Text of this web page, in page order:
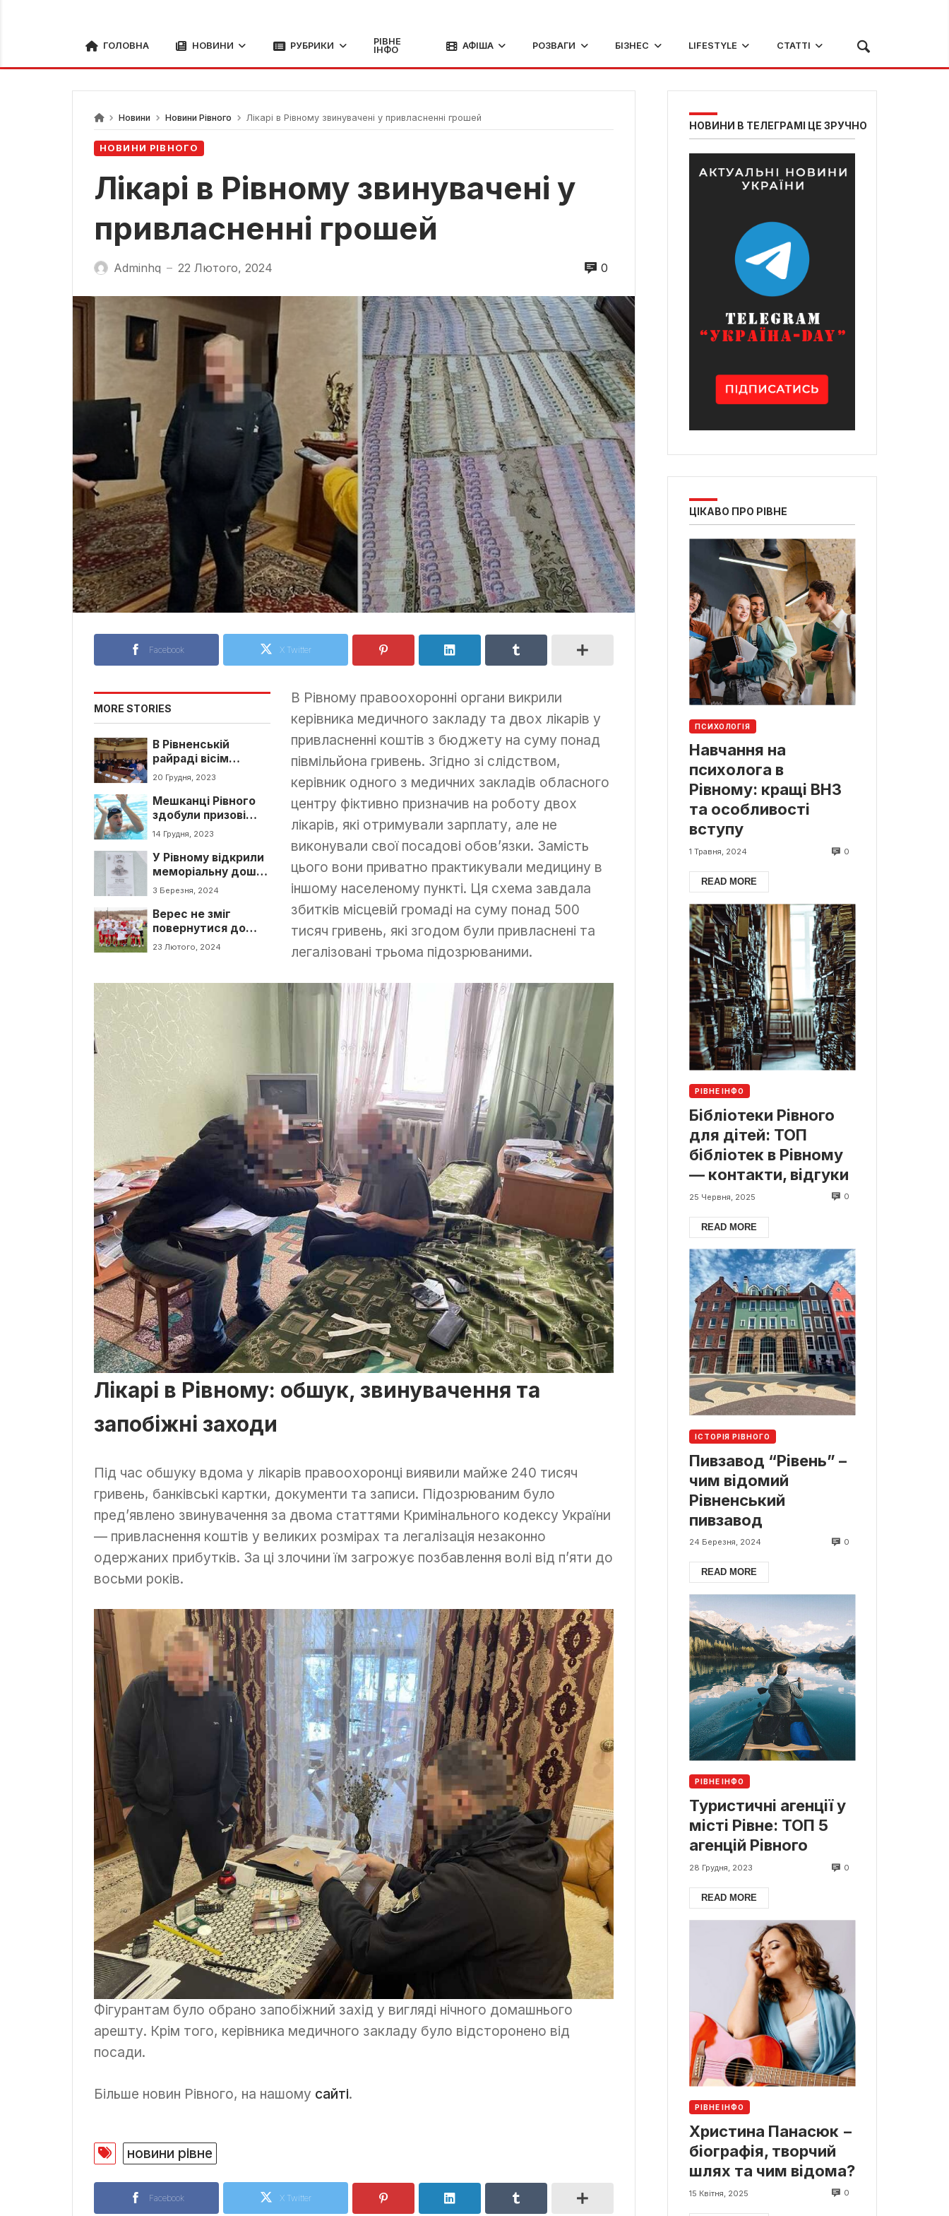
ГОЛОВНА НОВИНИ РУБРИКИ
РІВНЕ
ІНФО
АФІША РОЗВАГИ БІЗНЕС LIFESTYLE СТАТТІ
Новини Новини Рівного Лікарі в Рівному звинувачені у привласненні грошей
НОВИНИ РІВНОГО
Лікарі в Рівному звинувачені у
привласненні грошей
Adminhq — 22 Лютого, 2024 0
Facebook X Twitter
MORE STORIES
В Рівненській
райраді вісім
депутатів склали
20 Грудня, 2023
Мешканці Рівного
здобули призові
місця на Чемпіонаті
14 Грудня, 2023
У Рівному відкрили
меморіальну дошку
загиблому
3 Березня, 2024
Верес не зміг
повернутися до
топ-10 в турнірній
23 Лютого, 2024
В Рівному правоохоронні органи викрили
керівника медичного закладу та двох лікарів у
привласненні коштів з бюджету на суму понад
півмільйона гривень. Згідно зі слідством,
керівник одного з медичних закладів обласного
центру фіктивно призначив на роботу двох
лікарів, які отримували зарплату, але не
виконували свої посадові обов’язки. Замість
цього вони приватно практикували медицину в
іншому населеному пункті. Ця схема завдала
збитків місцевій громаді на суму понад 500
тисяч гривень, які згодом були привласнені та
легалізовані трьома підозрюваними.
Лікарі в Рівному: обшук, звинувачення та
запобіжні заходи
Під час обшуку вдома у лікарів правоохоронці виявили майже 240 тисяч
гривень, банківські картки, документи та записи. Підозрюваним було
пред’явлено звинувачення за двома статтями Кримінального кодексу України
— привласнення коштів у великих розмірах та легалізація незаконно
одержаних прибутків. За ці злочини їм загрожує позбавлення волі від п’яти до
восьми років.
Фігурантам було обрано запобіжний захід у вигляді нічного домашнього
арешту. Крім того, керівника медичного закладу було відсторонено від
посади.
Більше новин Рівного, на нашому сайті.
новини рівне
Facebook X Twitter
НОВИНИ В ТЕЛЕГРАМІ ЦЕ ЗРУЧНО
ЦІКАВО ПРО РІВНЕ
ПСИХОЛОГІЯ
Навчання на
психолога в
Рівному: кращі ВНЗ
та особливості
вступу
1 Травня, 2024 0
READ MORE
РІВНЕ ІНФО
Бібліотеки Рівного
для дітей: ТОП
бібліотек в Рівному
— контакти, відгуки
25 Червня, 2025 0
READ MORE
ІСТОРІЯ РІВНОГО
Пивзавод “Рівень” –
чим відомий
Рівненський
пивзавод
24 Березня, 2024 0
READ MORE
РІВНЕ ІНФО
Туристичні агенції у
місті Рівне: ТОП 5
агенцій Рівного
28 Грудня, 2023 0
READ MORE
РІВНЕ ІНФО
Христина Панасюк −
біографія, творчий
шлях та чим відома?
15 Квітня, 2025 0